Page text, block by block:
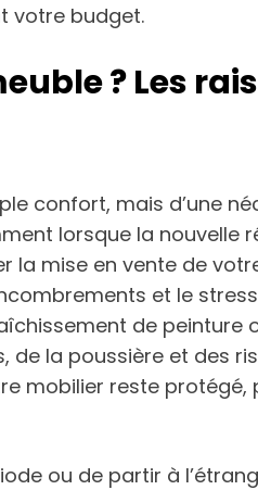
votre budget.
? Les
confort, mais d’une
lorsque la nouvelle
la mise en vente de
et le
de peinture
la poussière et des
mobilier reste protégé,
ou de partir à